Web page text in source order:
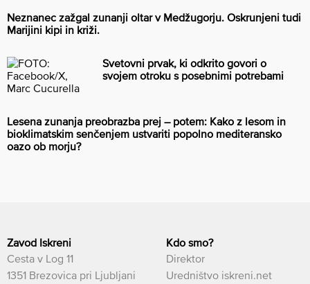
Neznanec zažgal zunanji oltar v Medžugorju. Oskrunjeni tudi
Marijini kipi in križi.
Svetovni prvak, ki odkrito govori o
svojem otroku s posebnimi potrebami
Lesena zunanja preobrazba prej – potem: Kako z lesom in
bioklimatskim senčenjem ustvariti popolno mediteransko
oazo ob morju?
Zavod Iskreni
Cesta v Log 11
1351 Brezovica pri Ljubljani
Kdo smo?
Direktor
Uredništvo iskreni.net